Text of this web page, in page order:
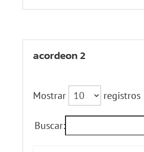
acordeon 2
Mostrar registros
Buscar: